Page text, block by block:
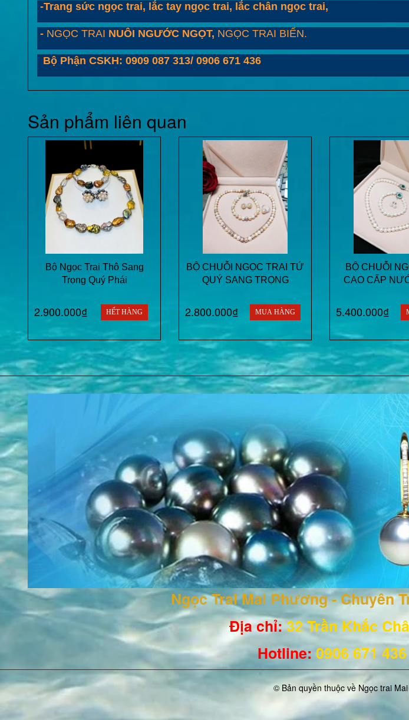
-Trang sức ngọc trai, lắc tay ngọc trai, lắc chân ngọc trai,
- NGỌC TRAI NUÔI NGƯỚC NGỌT, NGỌC TRAI BIỂN.
Bộ Phận CSKH: 0909 087 313/ 0906 671 436
Sản phẩm liên quan
Bộ Ngọc Trai Thô Sang
Trọng Quý Phái
2.900.000₫ HẾT HÀNG
BỘ CHUỖI NGỌC TRAI TỨ
QUÝ SANG TRỌNG
2.800.000₫ MUA HÀNG
BỘ CHUỖI
CAO CẤP
5.400.000₫
Ngọc Trai Mai Phương - Chuyên
Địa chỉ:32 Trần Khắc
Hotline: 0906 671
© Bản quyền thuộc về Ngọc trai